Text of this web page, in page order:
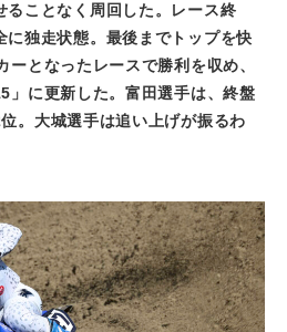
ることなく周回した。レース終
に独走状態。最後までトップを快
ーとなったレースで勝利を収め、
」に更新した。富田選手は、終盤
位。大城選手は追い上げが振るわ